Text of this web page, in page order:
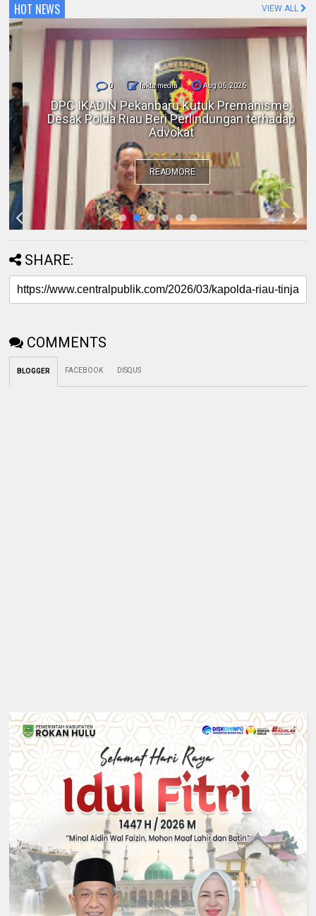
HOT NEWS VIEW ALL
0 fakta media Aug 06, 2026
DPC IKADIN Pekanbaru Kutuk Premanisme,
Desak Polda Riau Beri Perlindungan terhadap
Advokat
READMORE
SHARE:
COMMENTS
BLOGGER FACEBOOK DISQUS